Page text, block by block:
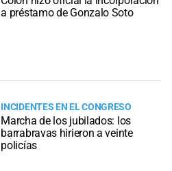
a préstamo de Gonzalo Soto
INCIDENTES EN EL CONGRESO
Marcha de los jubilados: los
barrabravas hirieron a veinte
policías